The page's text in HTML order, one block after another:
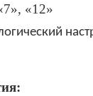
«12»